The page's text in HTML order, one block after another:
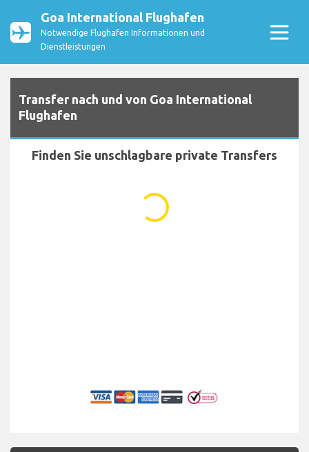
Goa International Flughafen
Notwendige Flughafen Informationen und
Dienstleistungen
Transfer nach und von Goa International
Flughafen
Finden Sie unschlagbare private Transfers